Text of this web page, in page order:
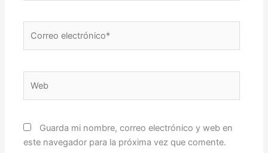
Guarda mi nombre, correo electrónico y web en
este navegador para la próxima vez que comente.